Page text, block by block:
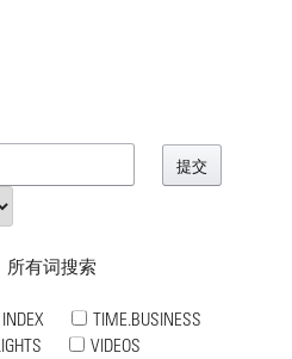
所有词搜索
TIME.BUSINESS
VIDEOS